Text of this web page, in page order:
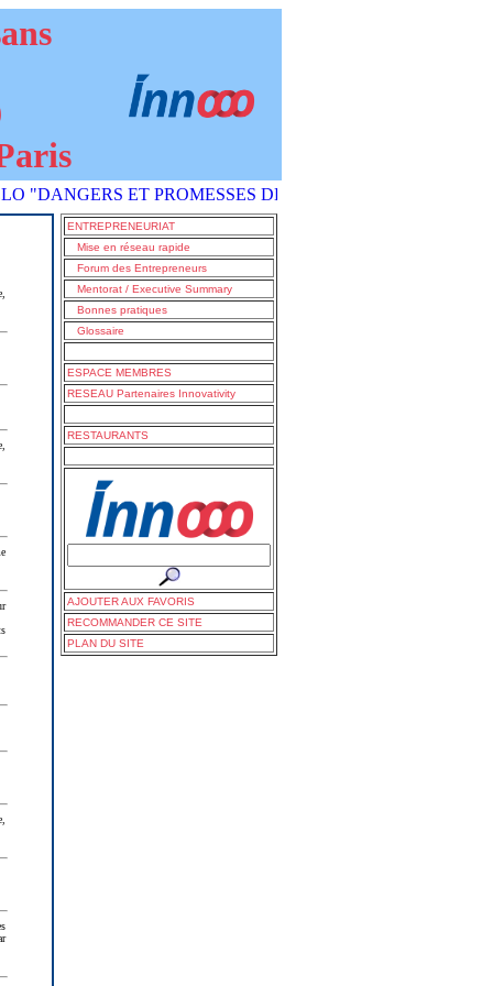
ET PROMESSES DE L'IA COMMENT S'EN SORTIR ?"
ENTREPRENEURIAT
Mise en réseau rapide
Forum des Entrepreneurs
Mentorat / Executive Summary
Bonnes pratiques
Glossaire
ESPACE MEMBRES
RESEAU Partenaires Innovativity
RESTAURANTS
AJOUTER AUX FAVORIS
RECOMMANDER CE SITE
PLAN DU SITE